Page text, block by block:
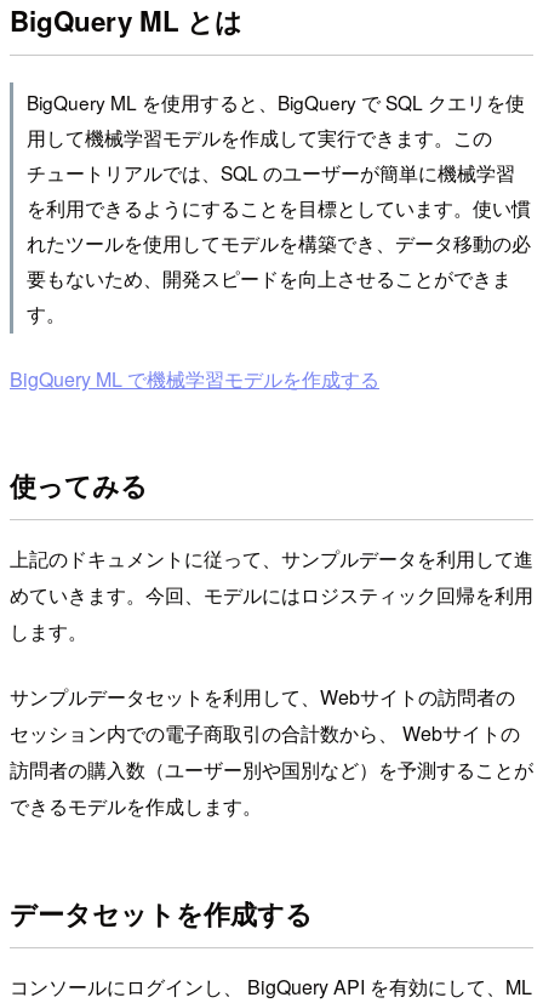
BigQuery ML とは
BigQuery ML を使用すると、BigQuery で SQL クエリを使
用して機械学習モデルを作成して実行できます。この
チュートリアルでは、SQL のユーザーが簡単に機械学習
を利用できるようにすることを目標としています。使い慣
れたツールを使用してモデルを構築でき、データ移動の必
要もないため、開発スピードを向上させることができま
す。
BigQuery ML で機械学習モデルを作成する
使ってみる
上記のドキュメントに従って、サンプルデータを利用して進
めていきます。今回、モデルにはロジスティック回帰を利用
します。
サンプルデータセットを利用して、Webサイトの訪問者の
セッション内での電子商取引の合計数から、 Webサイトの
訪問者の購入数（ユーザー別や国別など）を予測することが
できるモデルを作成します。
データセットを作成する
コンソールにログインし、 BigQuery API を有効にして、ML